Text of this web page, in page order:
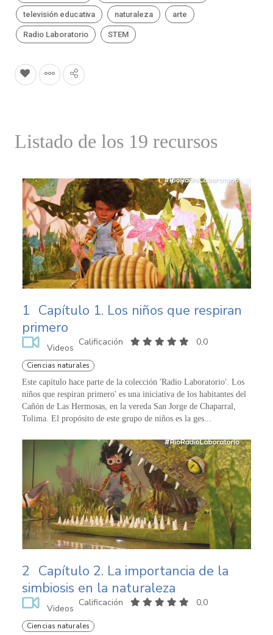
televisión educativa naturaleza arte
Radio Laboratorio STEM
Listado de los 19 recursos
1 Capítulo 1. Los niños que respiran
primero
Videos
Calificación 0,0
Ciencias naturales
Este capítulo hace parte de la colección 'Radio Laboratorio'. Los
niños que respiran primero' es una iniciativa de los habitantes del
Cañón de Las Hermosas, en la vereda San Jorge de Chaparral,
Tolima. El propósito de este grupo de niños es la ges...
2 Capítulo 2. La importancia de la
simbiosis en la naturaleza
Videos
Calificación 0,0
Ciencias naturales